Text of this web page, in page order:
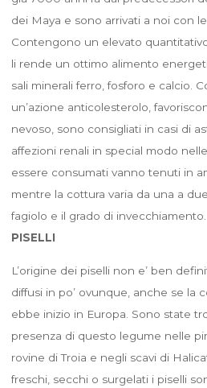
dei Maya e sono arrivati a noi con
Contengono un elevato
li rende un ottimo alimento
sali minerali ferro, fosforo e calcio.
un’azione anticolesterolo,
nevoso, sono consigliati in casi di
affezioni renali in special modo
essere consumati vanno tenuti in
mentre la cottura varia da una a
fagiolo e il grado di invecchiamento.
PISELLI
L’origine dei piselli non e’ ben
diffusi in po’ ovunque, anche se la
ebbe inizio in Europa. Sono state
presenza di questo legume nelle
rovine di Troia e negli scavi di
freschi, secchi o surgelati i piselli